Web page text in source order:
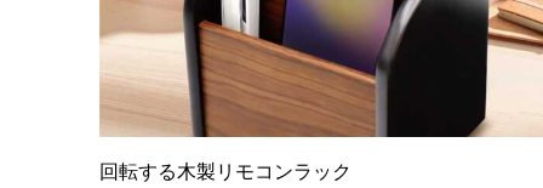
回転する木製リモコンラック